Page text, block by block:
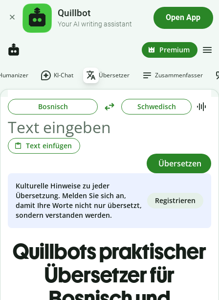
Quillbot
Your AI writing assistant
Open App
Premium
KI-Chat Übersetzer Zusammenfasser
Bosnisch Schwedisch
Text einfügen
Übersetzen
Kulturelle Hinweise zu jeder
Übersetzung. Melden Sie sich an,
damit Ihre Worte nicht nur übersetzt,
sondern verstanden werden.
Registrieren
Quillbots praktischer
Übersetzer für